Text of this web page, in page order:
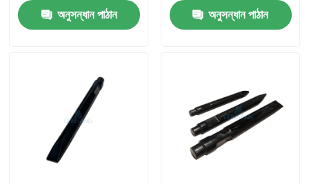
অনুসন্ধান পাঠান
অনুসন্ধান পাঠান